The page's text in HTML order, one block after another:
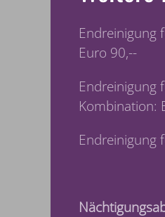
Endreinigung
Euro 90,--
Endreinigung
Kombination:
Endreinigung